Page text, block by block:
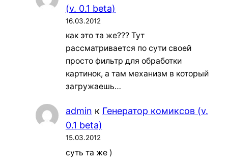
(v. 0.1 beta)
16.03.2012
как это та же??? Тут
рассматривается по сути своей
просто фильтр для обработки
картинок, а там механизм в который
загружаешь…
admin к Генератор комиксов (v.
0.1 beta)
15.03.2012
суть та же )